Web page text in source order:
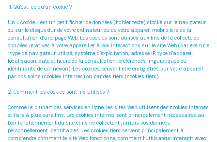
Alerte
E-mail
Contact
1. Qu'est-ce qu’un cookie ?
Un « cookie » est un petit fichier de données (fichier texte) stocké sur le navigateur
ou sur le disque dur de votre ordinateur ou de votre appareil mobile lors de la
consultation d’une page Web. Les cookies sont utilisés aux fins de la collecte de
données relatives à votre appareil et à vos interactions sur le site Web (par exemple
: type de navigateur utilisé, système d’exploitation, adresse IP, type d’appareil,
localisation, date et heure de la consultation, préférences linguistiques ou
identifiants de connexion). Les cookies peuvent être enregistrés sur votre appareil
par nos soins (cookies internes) ou par des tiers (cookies tiers).
2. Comment les cookies sont-ils utilisés ?
Comme la plupart des services en ligne, les sites Web utilisent des cookies internes
et tiers à plusieurs fins. Les cookies internes sont principalement nécessaires au
bon fonctionnement du site et ils ne collectent jamais vos données
personnellement identifiables. Les cookies tiers servent principalement à
comprendre comment le site Web fonctionne, comment l’utilisateur interagit avec